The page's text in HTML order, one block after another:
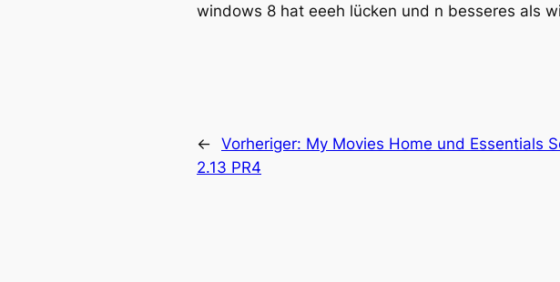
windows 8 hat eeeh lücken und n besseres als
← Vorheriger: My Movies Home und Essentials
2.13 PR4